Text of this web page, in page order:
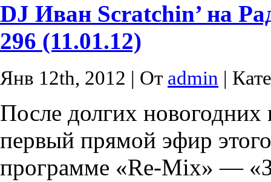
DJ Иван Scratchin’ на
296 (11.01.12)
Янв 12th, 2012 | От admin |
После долгих новогодних
первый прямой эфир
программе «Re-Mix» —